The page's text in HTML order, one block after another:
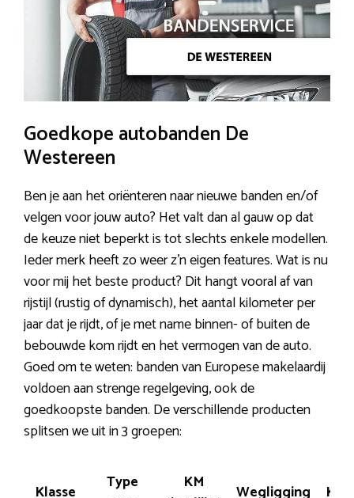
Goedkope autobanden De
Westereen
Ben je aan het oriënteren naar nieuwe banden en/of
velgen voor jouw auto? Het valt dan al gauw op dat
de keuze niet beperkt is tot slechts enkele modellen.
Ieder merk heeft zo weer z’n eigen features. Wat is nu
voor mij het beste product? Dit hangt vooral af van
rijstijl (rustig of dynamisch), het aantal kilometer per
jaar dat je rijdt, of je met name binnen- of buiten de
bebouwde kom rijdt en het vermogen van de auto.
Goed om te weten: banden van Europese makelaardij
voldoen aan strenge regelgeving, ook de
goedkoopste banden. De verschillende producten
splitsen we uit in 3 groepen:
Klasse
Type
KM
Wegligging